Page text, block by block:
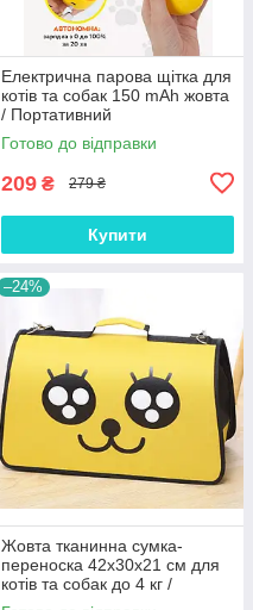
Електрична парова щітка для
котів та собак 150 mAh жовта
/ Портативний
акумуляторний гребінець для
догляду за шерстю тварин
Готово до відправки
209 ₴ 279 ₴
Купити
–24%
Жовта тканинна сумка-
переноска 42x30x21 см для
котів та собак до 4 кг /
Дорожній контейнер з сіткою